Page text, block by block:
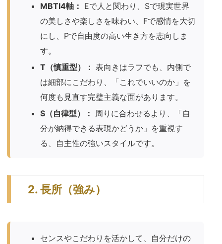
MBTI4軸： Eで人と関わり、Sで現実世界
の美しさや楽しさを味わい、Fで感情を大切
にし、Pで自由度の高い生き方を志向しま
す。
T（慎重型）： 表向きはラフでも、内側で
は細部にこだわり、「これでいいのか」を
何度も見直す完璧主義な面があります。
S（自律型）： 周りに合わせるより、「自
分が納得できる表現かどうか」を重視す
る、自主性の強いスタイルです。
2. 長所（強み）
センスやこだわりを活かして、自分だけの